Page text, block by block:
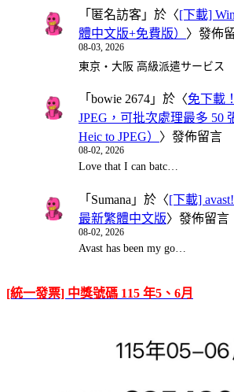
「 匿名訪客 」於〈[下載]
體中文版+免費版） 〉發佈
08-03, 2026
東京・大阪 高級派遣サービス
「 bowie 2674 」於〈免下載
JPEG，可批次處理最多 50
Heic to JPEG） 〉發佈留言
08-02, 2026
Love that I can batc…
「 Sumana 」於〈[下載]
最新繁體中文版〉發佈留言
08-02, 2026
Avast has been my go…
[統一發票] 中獎號碼 115 年5、6月